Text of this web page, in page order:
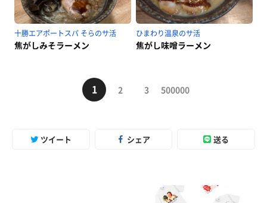
十勝エアポートスパ そらのサ活
焦がしみそラーメン
ひまわり温泉のサ活
焦がし味噌ラーメン
1 2 3 500000
ツイート シェア 送る